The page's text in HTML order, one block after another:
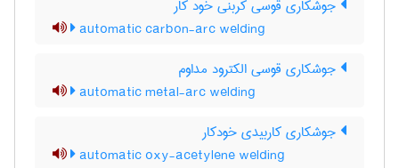
جوشکاری قوسی کربنی خود کار
automatic carbon-arc welding
جوشکاری قوسی الکترود مداوم
automatic metal-arc welding
جوشکاری کاربیدی خودکار
automatic oxy-acetylene welding